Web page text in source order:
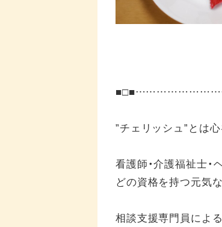
”チェリッシュ”とは
看護師・介護福祉士・
どの資格を持つ元気
相談支援専門員によ